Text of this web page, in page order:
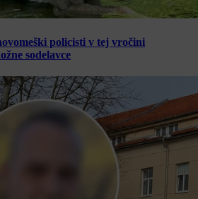
policisti v tej vročini
sodelavce